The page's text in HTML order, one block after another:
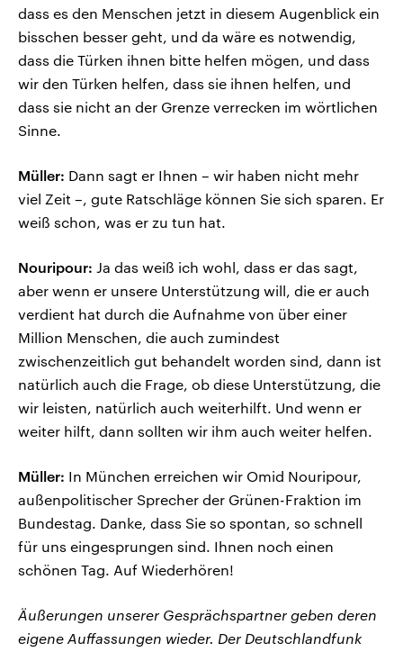
dass es den Menschen jetzt in diesem Augenblick ein
bisschen besser geht, und da wäre es notwendig,
dass die Türken ihnen bitte helfen mögen, und dass
wir den Türken helfen, dass sie ihnen helfen, und
dass sie nicht an der Grenze verrecken im wörtlichen
Sinne.
Müller: Dann sagt er Ihnen – wir haben nicht mehr
viel Zeit –, gute Ratschläge können Sie sich sparen. Er
weiß schon, was er zu tun hat.
Nouripour: Ja das weiß ich wohl, dass er das sagt,
aber wenn er unsere Unterstützung will, die er auch
verdient hat durch die Aufnahme von über einer
Million Menschen, die auch zumindest
zwischenzeitlich gut behandelt worden sind, dann ist
natürlich auch die Frage, ob diese Unterstützung, die
wir leisten, natürlich auch weiterhilft. Und wenn er
weiter hilft, dann sollten wir ihm auch weiter helfen.
Müller: In München erreichen wir Omid Nouripour,
außenpolitischer Sprecher der Grünen-Fraktion im
Bundestag. Danke, dass Sie so spontan, so schnell
für uns eingesprungen sind. Ihnen noch einen
schönen Tag. Auf Wiederhören!
Äußerungen unserer Gesprächspartner geben deren
eigene Auffassungen wieder. Der Deutschlandfunk